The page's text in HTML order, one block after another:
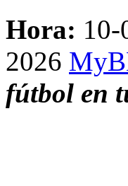
Hora:
2026
fútbol en